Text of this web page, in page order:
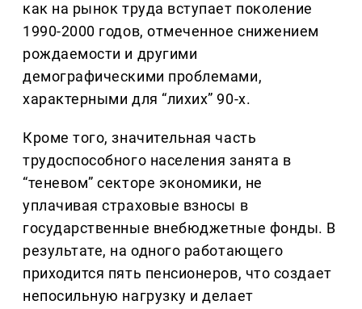
как на рынок труда вступает поколение
1990-2000 годов, отмеченное снижением
рождаемости и другими
демографическими проблемами,
характерными для “лихих” 90-х.
Кроме того, значительная часть
трудоспособного населения занята в
“теневом” секторе экономики, не
уплачивая страховые взносы в
государственные внебюджетные фонды. В
результате, на одного работающего
приходится пять пенсионеров, что создает
непосильную нагрузку и делает